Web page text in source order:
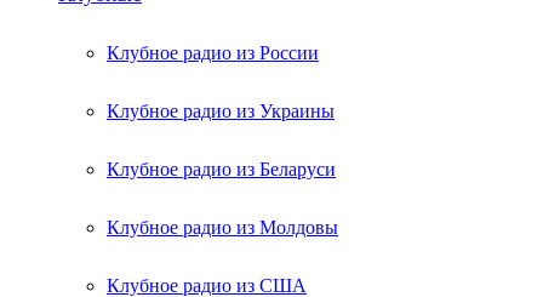
Клубное радио из России
Клубное радио из Украины
Клубное радио из Беларуси
Клубное радио из Молдовы
Клубное радио из США